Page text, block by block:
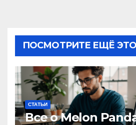
ПОСМОТРИТЕ ЕЩЁ ЭТО
СТАТЬИ
Все о Melon